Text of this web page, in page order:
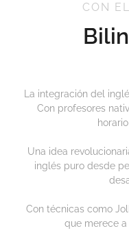
CON
La integración del
Con profesores
Una idea
inglés puro desde
Con técnicas como
que merece